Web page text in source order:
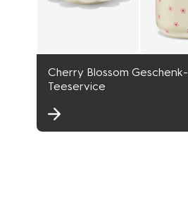
Cherry Blossom Geschenk-
Teeservice